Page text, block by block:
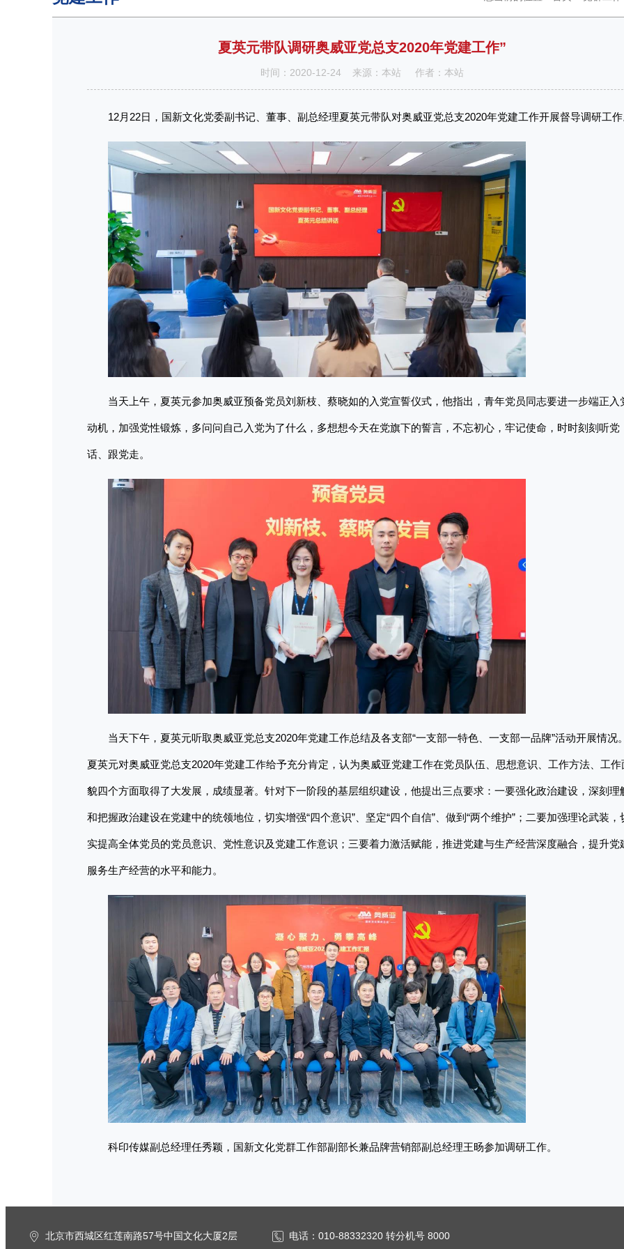
夏英元带队调研奥威亚党总支2020年党建工作”
时间：2020-12-24 来源：本站 作者：本站
12月22日，国新文化党委副书记、董事、副总经理夏英元带队对奥威亚党总支2020年党建工作开展督导调研工
当天上午，夏英元参加奥威亚预备党员刘新枝、蔡晓如的入党宣誓仪式，他指出，青年党员同志要进一步端正入
动机，加强党性锻炼，多问问自己入党为了什么，多想想今天在党旗下的誓言，不忘初心，牢记使命，时时刻刻听党
话、跟党走。
当天下午，夏英元听取奥威亚党总支2020年党建工作总结及各支部“一支部一特色、一支部一品牌”活动开展情况
夏英元对奥威亚党总支2020年党建工作给予充分肯定，认为奥威亚党建工作在党员队伍、思想意识、工作方法、工作
貌四个方面取得了大发展，成绩显著。针对下一阶段的基层组织建设，他提出三点要求：一要强化政治建设，深刻理
和把握政治建设在党建中的统领地位，切实增强“四个意识”、坚定“四个自信”、做到“两个维护”；二要加强理论武装，
实提高全体党员的党员意识、党性意识及党建工作意识；三要着力激活赋能，推进党建与生产经营深度融合，提升党
服务生产经营的水平和能力。
科印传媒副总经理任秀颖，国新文化党群工作部副部长兼品牌营销部副总经理王旸参加调研工作。
北京市西城区红莲南路57号中国文化大厦2层 电话：010-88332320 转分机号 8000